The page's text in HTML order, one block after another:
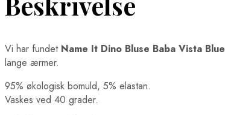
Vi har fundet Name It Dino Bluse Baba Vista Blue
lange ærmer.
95% økologisk bomuld, 5% elastan.
Vaskes ved 40 grader.